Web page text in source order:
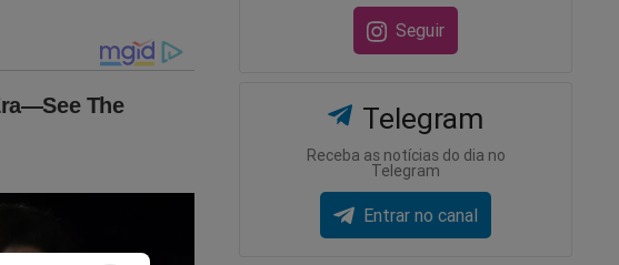
Seguir
Telegram
Receba as notícias do dia no
Telegram
Entrar no canal